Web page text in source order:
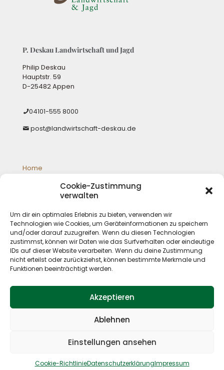
Cookie-Zustimmung
verwalten
Um dir ein optimales Erlebnis zu bieten, verwenden wir
Technologien wie Cookies, um Geräteinformationen zu speichern
und/oder darauf zuzugreifen. Wenn du diesen Technologien
zustimmst, können wir Daten wie das Surfverhalten oder eindeutige
IDs auf dieser Website verarbeiten. Wenn du deine Zustimmung
nicht erteilst oder zurückziehst, können bestimmte Merkmale und
Funktionen beeinträchtigt werden.
Akzeptieren
Ablehnen
Einstellungen ansehen
Cookie-RichtlinieDatenschutzerklärungImpressum
P. Deskau Landwirtschaft und Jagd
Philip Deskau
Hauptstr. 59
D-25482 Appen
04101-555 8000
post@landwirtschaft-deskau.de
Home
Impressum
Datenschutz
Reserved. Design by Kristina Wätzel